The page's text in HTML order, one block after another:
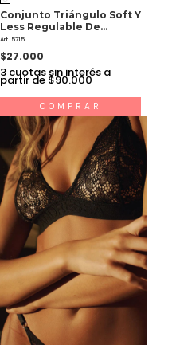
Conjunto Triángulo Soft Y
Less Regulable De
Puntilla
Art. 5715
$27.000
3 cuotas sin interés a
partir de $90.000
COMPRAR